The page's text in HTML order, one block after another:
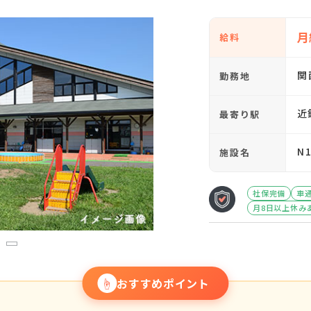
3
給料
勤務地
最寄り駅 近
施設名
社保完備
車
月8日以上休み
☝ おすすめポイント